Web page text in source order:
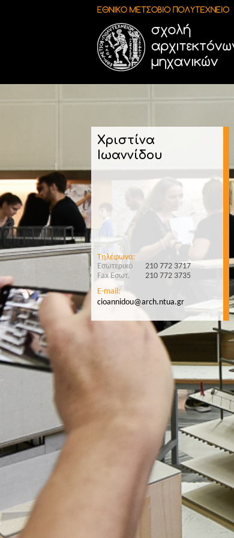
Παράκαμψη προς το κυρίως περιεχόμενο
Χριστίνα
Ιωαννίδου
Τηλέφωνα:
Εσωτερικό
210 772 3717
Fax Εσωτ.
210 772 3735
E-mail:
cioannidou@arch.ntua.gr